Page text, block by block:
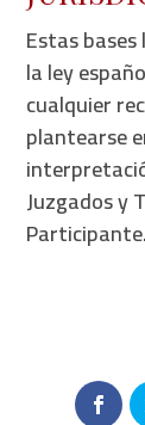
Estas
la ley
cualquier
plantearse
Juzgados y
Participante.